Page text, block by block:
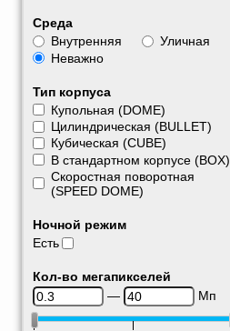
Среда
Внутренняя
Уличная
Неважно
Тип корпуса
Купольная (DOME)
Цилиндрическая (BULLET)
Кубическая (CUBE)
В стандартном корпусе (BOX)
Скоростная поворотная
(SPEED DOME)
Ночной режим
Есть
Кол-во мегапикселей
—
Мп